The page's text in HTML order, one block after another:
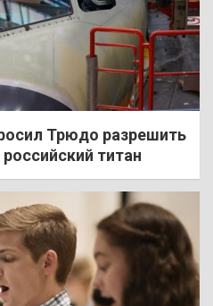
Трюдо разрешить
титан